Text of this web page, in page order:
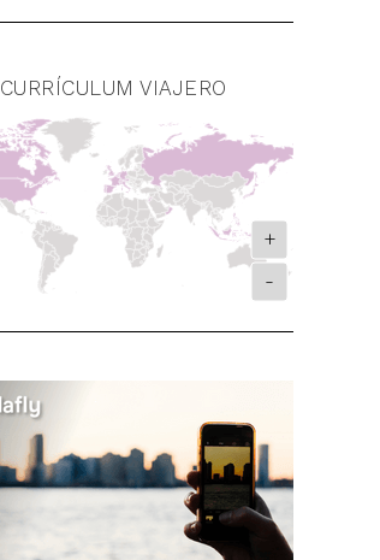
CURRÍCULUM VIAJERO
+
-